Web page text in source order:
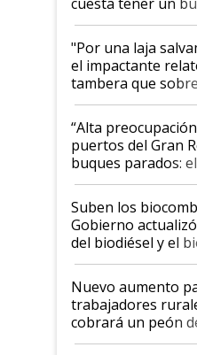
y el peligro de
pase a ser "país
"Por una laja
el impactante
tambera que
tornado
“Alta
puertos del Gran
buques parados: el
funcionamiento
exportadoras en
la medida de
prácticos
Suben los
Gobierno
del biodiésel y el
Nuevo aumento
trabajadores
cobrará un peón